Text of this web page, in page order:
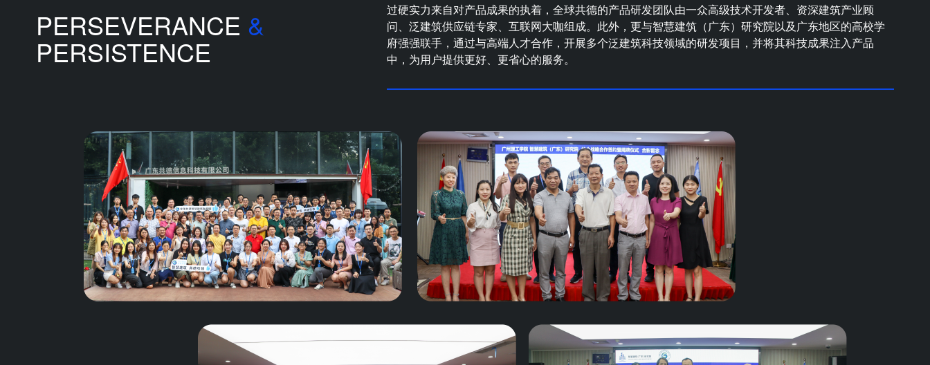
PERSEVERANCE &
PERSISTENCE
过硬实力来自对产品成果的执着，全球共德的产品研发团队由一众高级技术开发者、资深建筑产业顾
问、泛建筑供应链专家、互联网大咖组成。此外，更与智慧建筑（广东）研究院以及广东地区的高校学
府强强联手，通过与高端人才合作，开展多个泛建筑科技领域的研发项目，并将其科技成果注入产品
中，为用户提供更好、更省心的服务。